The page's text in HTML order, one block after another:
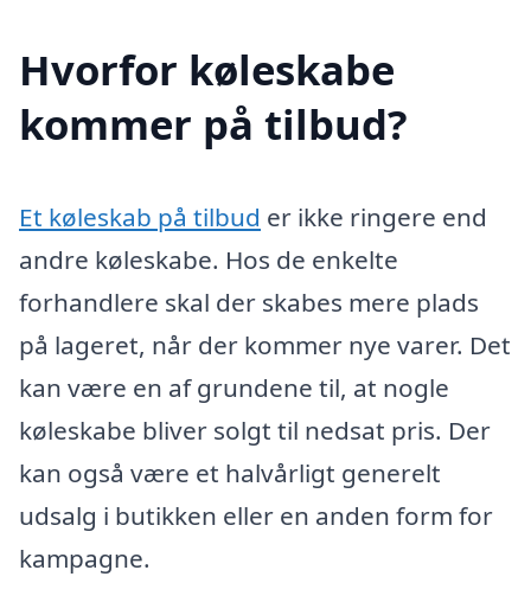
Hvorfor køleskabe
kommer på tilbud?
Et køleskab på tilbud er ikke ringere end
andre køleskabe. Hos de enkelte
forhandlere skal der skabes mere plads
på lageret, når der kommer nye varer. Det
kan være en af grundene til, at nogle
køleskabe bliver solgt til nedsat pris. Der
kan også være et halvårligt generelt
udsalg i butikken eller en anden form for
kampagne.